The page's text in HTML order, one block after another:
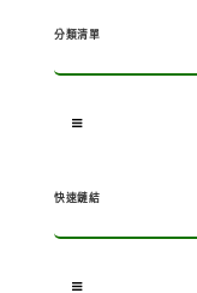
分類清單
快速鏈結